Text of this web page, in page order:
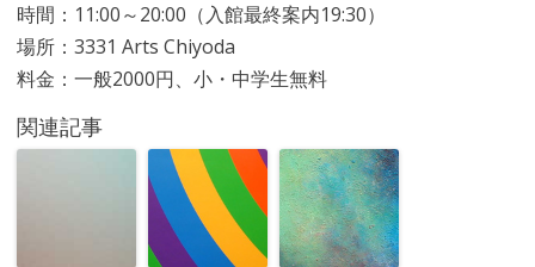
時間：11:00～20:00（入館最終案内19:30）
場所：3331 Arts Chiyoda
料金：一般2000円、小・中学生無料
関連記事